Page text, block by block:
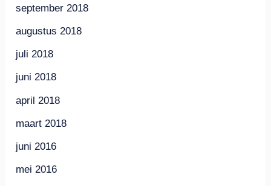
september 2018
augustus 2018
juli 2018
juni 2018
april 2018
maart 2018
juni 2016
mei 2016